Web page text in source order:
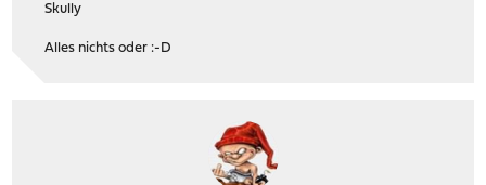
Skully
Alles nichts oder :-D